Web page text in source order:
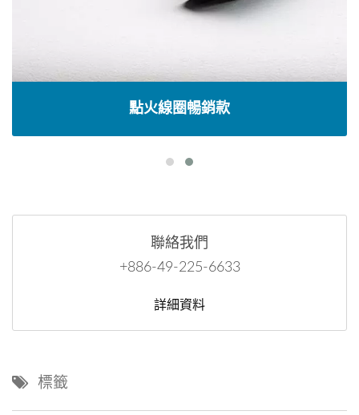
點火線圈暢銷款
聯絡我們
+886-49-225-6633
詳細資料
標籤